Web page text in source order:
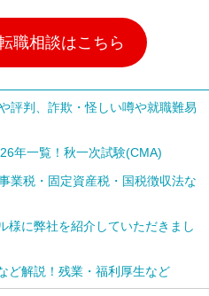
職相談はこちら
評判、詐欺・怪しい噂や就職難易
年一覧！秋一次試験(CMA)
業税・固定資産税・国税徴収法な
様に弊社を紹介していただきまし
ど解説！残業・福利厚生など